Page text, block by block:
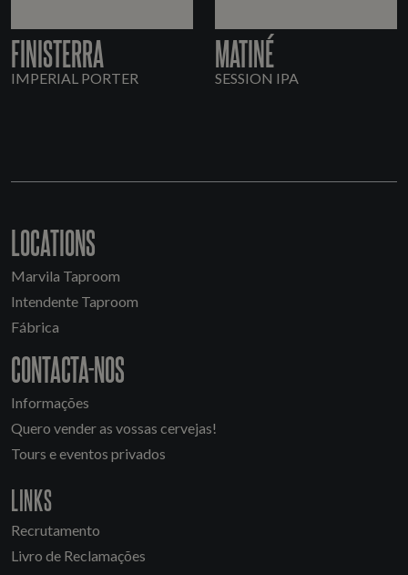
FINISTERRA
IMPERIAL PORTER
MATINÉ
SESSION IPA
LOCATIONS
Marvila Taproom
Intendente Taproom
Fábrica
CONTACTA-NOS
Informações
Quero vender as vossas cervejas!
Tours e eventos privados
LINKS
Recrutamento
Livro de Reclamações